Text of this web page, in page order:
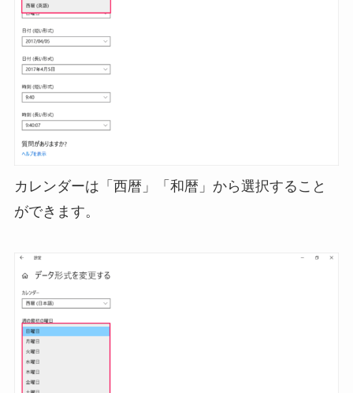
カレンダーは「西暦」「和暦」から選択すること
ができます。